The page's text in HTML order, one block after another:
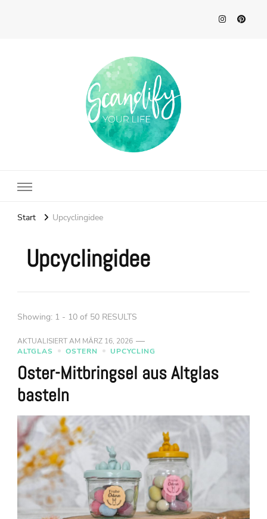
Start Upcyclingidee
Upcyclingidee
Showing: 1 - 10 of 50 RESULTS
AKTUALISIERT AM MÄRZ 16, 2026
ALTGLAS
OSTERN UPCYCLING
Oster-Mitbringsel aus Altglas
basteln